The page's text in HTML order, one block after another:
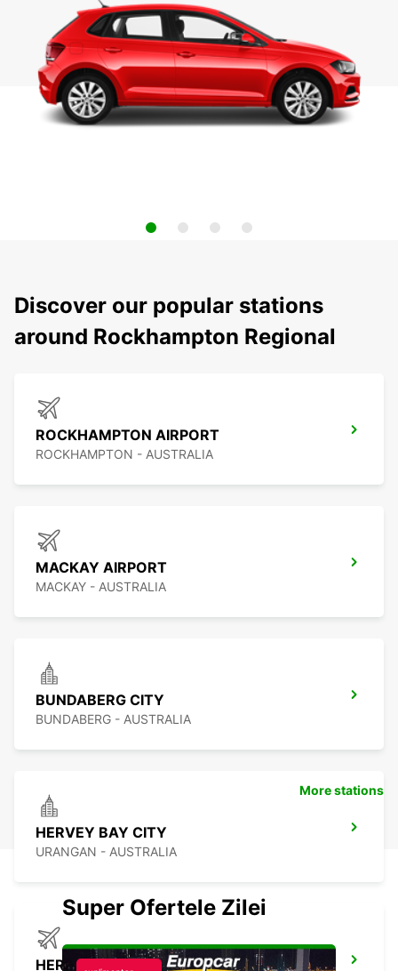
Discover our popular stations
around Rockhampton Regional
ROCKHAMPTON AIRPORT
ROCKHAMPTON - AUSTRALIA
MACKAY AIRPORT
MACKAY - AUSTRALIA
BUNDABERG CITY
BUNDABERG - AUSTRALIA
HERVEY BAY CITY
URANGAN - AUSTRALIA
HERVEY BAY AIRPORT
More stations
Super Ofertele Zilei